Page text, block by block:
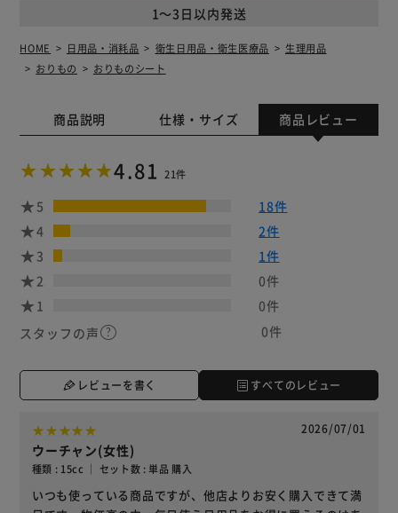
1～3日以内発送
HOME 日用品・消耗品 衛生日用品・衛生医療品
生理用品
おりもの
おりものシート
商品説明 仕様・サイズ 商品レビュー
4.81 21件
5
18件
4
2件
3
1件
2
0件
1
0件
スタッフの声
0件
レビューを書く すべてのレビュー
2026/07/01
ウーチャン(女性)
種類 : 15cc ｜ セット数 : 単品 購入
いつも使っている商品ですが、他店よりお安く購入できて満